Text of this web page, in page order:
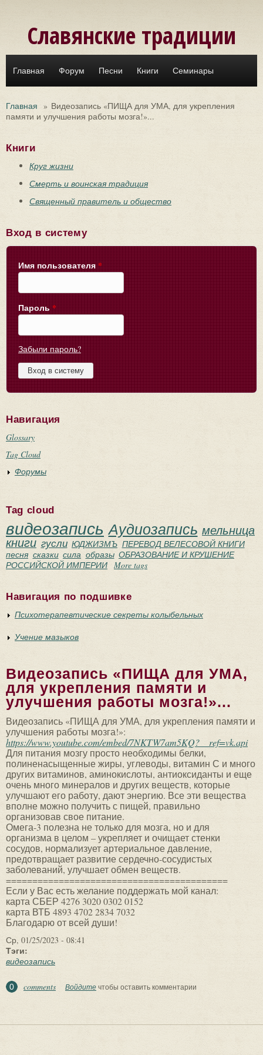
Славянские традиции
Главная Форум Песни Книги Семинары
Главная » Видеозапись «ПИЩА для УМА, для укрепления
памяти и улучшения работы мозга!»...
Книги
Круг жизни
Смерть и воинская традиция
Священный правитель и общество
Вход в систему
Имя пользователя *
Пароль *
Забыли пароль?
Навигация
Glossary
Tag Cloud
Форумы
Tag cloud
видеозапись Аудиозапись мельница
книги гусли ЮДЖИЗМЪ ПЕРЕВОД ВЕЛЕСОВОЙ КНИГИ
песня сказки сила образы ОБРАЗОВАНИЕ И КРУШЕНИЕ
РОССИЙСКОЙ ИМПЕРИИ
More tags
Навигация по подшивке
Психотерапевтические секреты колыбельных
Учение мазыков
Видеозапись «ПИЩА для УМА,
для укрепления памяти и
улучшения работы мозга!»...
Видеозапись «ПИЩА для УМА, для укрепления памяти и
улучшения работы мозга!»:
https://www.youtube.com/embed/7NKTW7am5KQ?__ref=vk.api
Для питания мозгу просто необходимы белки,
полиненасыщенные жиры, углеводы, витамин С и много
других витаминов, аминокислоты, антиоксиданты и еще
очень много минералов и других веществ, которые
улучшают его работу, дают энергию. Все эти вещества
вполне можно получить с пищей, правильно
организовав свое питание.
Омега-3 полезна не только для мозга, но и для
организма в целом – укрепляет и очищает стенки
сосудов, нормализует артериальное давление,
предотвращает развитие сердечно-сосудистых
заболеваний, улучшает обмен веществ.
==========================================
Если у Вас есть желание поддержать мой канал:
карта СБЕР 4276 3020 0302 0152
карта ВТБ 4893 4702 2834 7032
Благодарю от всей души!
Ср, 01/25/2023 - 08:41
Тэги:
видеозапись
0 comments Войдитечтобы оставить комментарии